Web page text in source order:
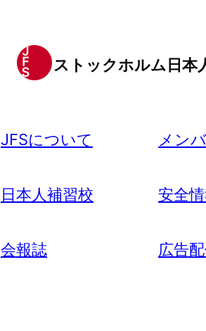
ストックホルム日本
JFSについて メン
日本人補習校 安全
会報誌 広告